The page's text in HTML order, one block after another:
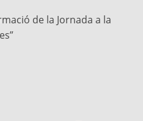
de la Jornada a la